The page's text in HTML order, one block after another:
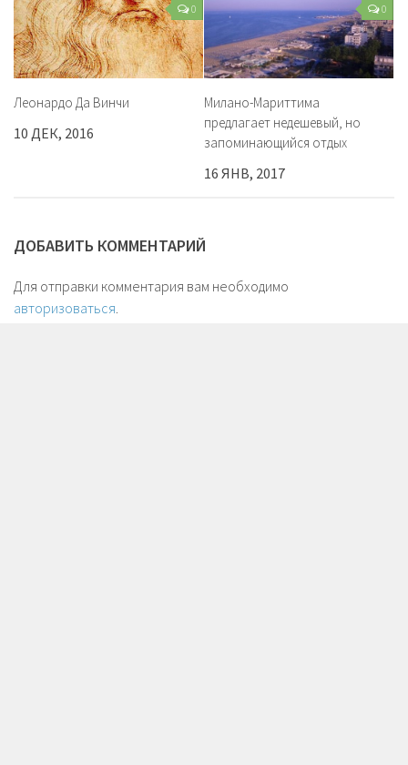
0
Леонардо Да Винчи
10 ДЕК, 2016
0
Милано-Мариттима
предлагает недешевый, но
запоминающийся отдых
16 ЯНВ, 2017
ДОБАВИТЬ КОММЕНТАРИЙ
Для отправки комментария вам необходимо
авторизоваться.